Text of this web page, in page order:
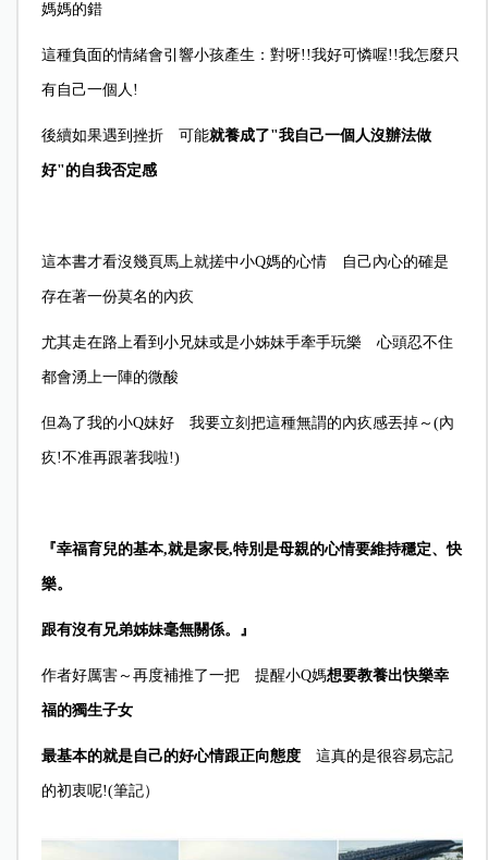
媽媽的錯
這種負面的情緒會引響小孩產生：對呀!!我好可憐喔!!我怎麼只
有自己一個人!
後續如果遇到挫折 可能就養成了"我自己一個人沒辦法做
好"的自我否定感
這本書才看沒幾頁馬上就搓中小Q媽的心情 自己內心的確是
存在著一份莫名的內疚
尤其走在路上看到小兄妹或是小姊妹手牽手玩樂 心頭忍不住
都會湧上一陣的微酸
但為了我的小Q妹好 我要立刻把這種無謂的內疚感丟掉～ (內
疚!不准再跟著我啦!)
『幸福育兒的基本,就是家長,特別是母親的心情要維持穩定、快
樂。
跟有沒有兄弟姊妹毫無關係。』
作者好厲害～再度補推了一把 提醒小Q媽想要教養出快樂幸
福的獨生子女
最基本的就是自己的好心情跟正向態度這真的是很容易忘記
的初衷呢!(筆記）